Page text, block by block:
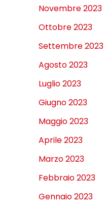
Novembre 2023
Ottobre 2023
Settembre 2023
Agosto 2023
Luglio 2023
Giugno 2023
Maggio 2023
Aprile 2023
Marzo 2023
Febbraio 2023
Gennaio 2023